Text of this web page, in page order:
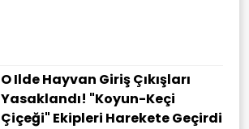
O Ilde Hayvan Giriş Çıkışları
Yasaklandı! "Koyun-Keçi
Çiçeği" Ekipleri Harekete Geçirdi